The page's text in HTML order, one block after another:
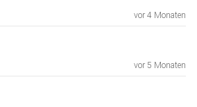
vor 4 Monaten
vor 5 Monaten